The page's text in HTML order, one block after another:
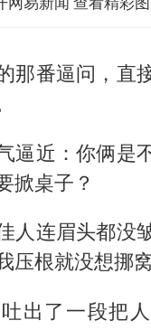
那番逼问，直
逼近：你俩是
掀桌子？
人连眉头都没
压根就没想挪窝
出了一段把